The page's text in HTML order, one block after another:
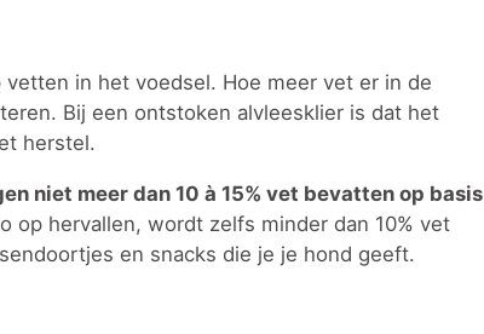
in het voedsel. Hoe meer vet er in de
Bij een ontstoken alvleesklier is dat het
herstel.
niet meer dan 10 à 15% vet bevatten op basis
op hervallen, wordt zelfs minder dan 10% vet
en snacks die je je hond geeft.